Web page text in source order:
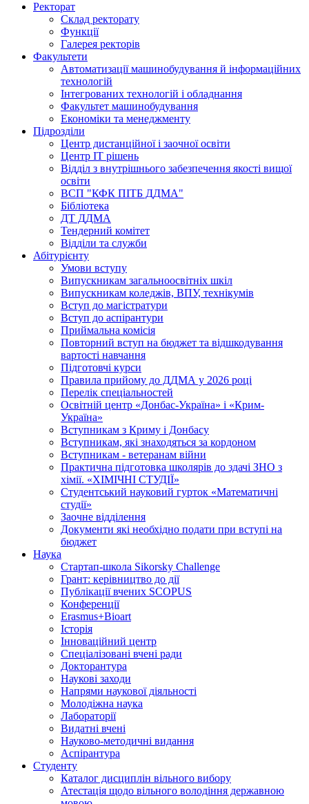
Ректорат
Склад ректорату
Функції
Галерея ректорів
Факультети
Автоматизації машинобудування й інформаційних
технологій
Інтегрованих технологій і обладнання
Факультет машинобудування
Економіки та менеджменту
Підрозділи
Центр дистанційної і заочної освіти
Центр ІТ рішень
Відділ з внутрішнього забезпечення якості вищої
освіти
ВСП "КФК ПІТБ ДДМА"
Бібліотека
ДТ ДДМА
Тендерний комітет
Відділи та служби
Абітурієнту
Умови вступу
Випускникам загальноосвітніх шкіл
Випускникам коледжів, ВПУ, технікумів
Вступ до магістратури
Вступ до аспірантури
Приймальна комісія
Повторний вступ на бюджет та відшкодування
вартості навчання
Підготовчі курси
Правила прийому до ДДМА у 2026 році
Перелік спеціальностей
Освітній центр «Донбас-Україна» і «Крим-
Україна»
Вступникам з Криму і Донбасу
Вступникам, які знаходяться за кордоном
Вступникам - ветеранам війни
Практична підготовка школярів до здачі ЗНО з
хімії. «ХІМІЧНІ СТУДІЇ»
Студентський науковий гурток «Математичні
студії»
Заочне відділення
Документи які необхідно подати при вступі на
бюджет
Наука
Стартап-школа Sikorsky Challenge
Грант: керівництво до дії
Публікації вчених SCOPUS
Конференції
Erasmus+Bioart
Історія
Інноваційний центр
Спеціалізовані вчені ради
Докторантура
Наукові заходи
Напрями наукової діяльності
Молодіжна наука
Лабораторії
Видатні вчені
Науково-методичні видання
Аспірантура
Студенту
Каталог дисциплін вільного вибору
Атестація щодо вільного володіння державною